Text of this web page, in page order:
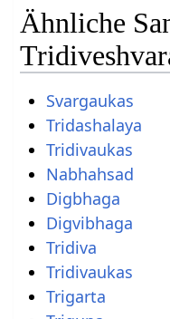
Ähnliche
Svargaukas
Tridashalaya
Tridivaukas
Nabhahsad
Digbhaga
Digvibhaga
Tridiva
Tridivaukas
Trigarta